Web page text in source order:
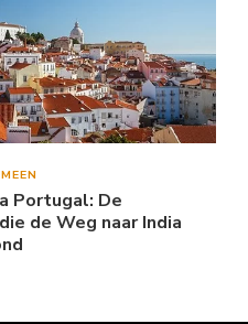
Portugal: De
de Weg naar India